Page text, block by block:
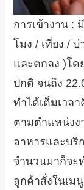
การเข้างาน :
โมง / เที่ยง /
และตกลง )โด
ปกติ จนถึง
ทำได้เต็มเวล
ตามตำแหน่งง
อาหารและบริ
จำนวนมาก็จะ
ลูกค้าสั่งในเม